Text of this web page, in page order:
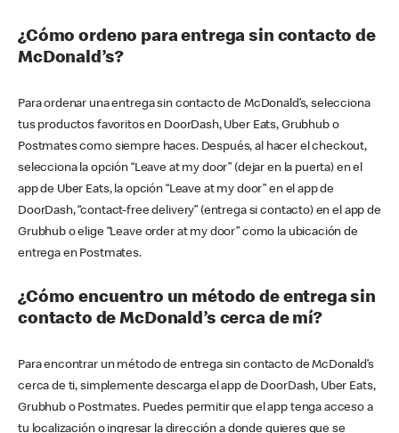
¿Cómo ordeno para entrega sin contacto de
McDonald’s?
Para ordenar una entrega sin contacto de McDonald’s, selecciona
tus productos favoritos en DoorDash, Uber Eats, Grubhub o
Postmates como siempre haces. Después, al hacer el checkout,
selecciona la opción “Leave at my door” (dejar en la puerta) en el
app de Uber Eats, la opción “Leave at my door” en el app de
DoorDash, “contact-free delivery” (entrega si contacto) en el app de
Grubhub o elige “Leave order at my door” como la ubicación de
entrega en Postmates.
¿Cómo encuentro un método de entrega sin
contacto de McDonald’s cerca de mí?
Para encontrar un método de entrega sin contacto de McDonald’s
cerca de ti, simplemente descarga el app de DoorDash, Uber Eats,
Grubhub o Postmates. Puedes permitir que el app tenga acceso a
tu localización o ingresar la dirección a donde quieres que se